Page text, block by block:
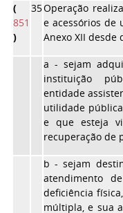
(
851
)
35Operação
e acessórios de
Anexo XII desde
a - sejam
instituição
entidade
utilidade
e que esteja
recuperação de
b - sejam
atendimento
deficiência
múltipla, e sua